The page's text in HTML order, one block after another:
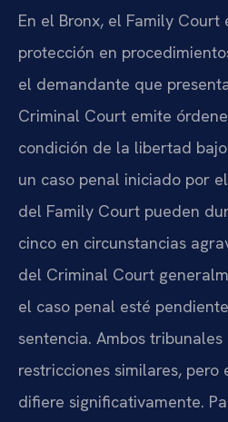
En el Bronx, el Family Court
protección en
el demandante que
Criminal Court emite
condición de la libertad
un caso penal iniciado por
del Family Court pueden
cinco en circunstancias
del Criminal Court
el caso penal esté
sentencia. Ambos
restricciones similares, pero
difiere significativamente.